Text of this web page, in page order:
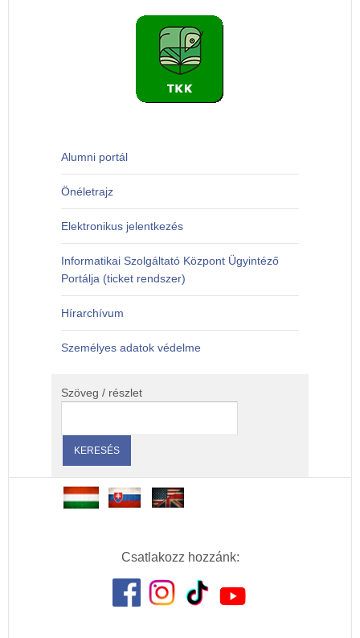
Alumni portál
Önéletrajz
Elektronikus jelentkezés
Informatikai Szolgáltató Központ Ügyintéző
Portálja (ticket rendszer)
Hírarchívum
Személyes adatok védelme
Szöveg / részlet
Csatlakozz hozzánk: